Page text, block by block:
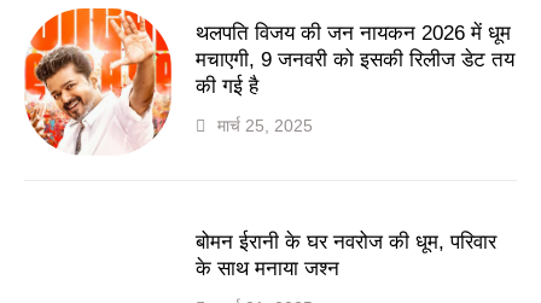
थलपति विजय की जन नायकन 2026 में धूम
मचाएगी, 9 जनवरी को इसकी रिलीज डेट तय
की गई है
मार्च 25, 2025
बोमन ईरानी के घर नवरोज की धूम, परिवार
के साथ मनाया जश्न